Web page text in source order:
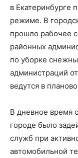
в Екатеринбурге
режиме. В
прошло рабочее
районных
по уборке
администраций
ведутся в
В дневное время
городе было
служб при
автомобильной